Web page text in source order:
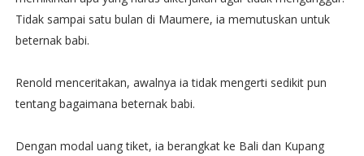
Tidak sampai satu bulan di Maumere, ia memutuskan untuk
beternak babi.
Renold menceritakan, awalnya ia tidak mengerti sedikit pun
tentang bagaimana beternak babi.
Dengan modal uang tiket, ia berangkat ke Bali dan Kupang